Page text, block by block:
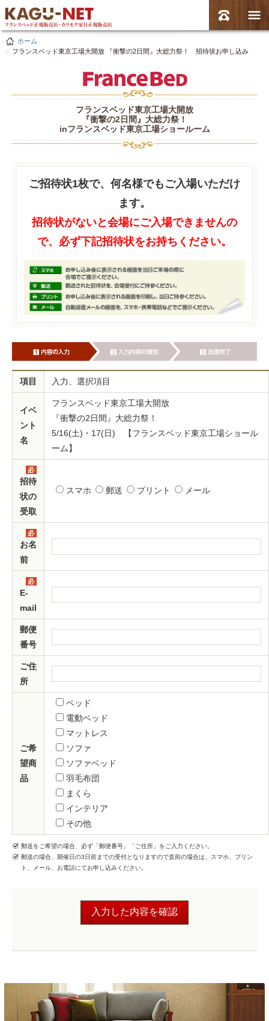
ホーム
フランスベッド東京工場大開放 『衝撃の2日間』大総力祭！ 招待状お申し込み
フランスベッド東京工場大開放
『衝撃の2日間』大総力祭！
inフランスベッド東京工場ショールーム
ご招待状1枚で、何名様でもご入場いただけ
ます。
招待状がないと会場にご入場できませんの
で、必ず下記招待状をお持ちください。
項目 入力、選択項目
イベ
ント
名
フランスベッド東京工場大開放
『衝撃の2日間』大総力祭！
5/16(土)・17(日) 【フランスベッド東京工場ショール
ーム】
必
須
招待
状の
受取
スマホ 郵送 プリント メール
必
須
お名
前
必
E-
mail
郵便
番号
ご住
所
ご希
望商
品
ベッド
電動ベッド
マットレス
ソファ
ソファベッド
羽毛布団
まくら
インテリア
その他
郵送をご希望の場合、必ず「郵便番号」「ご住所」をご入力ください。
郵送の場合、開催日の3日前までの受付となりますので直前の場合は、スマホ、プリン
ト、メール、お電話にてお申し込みください。